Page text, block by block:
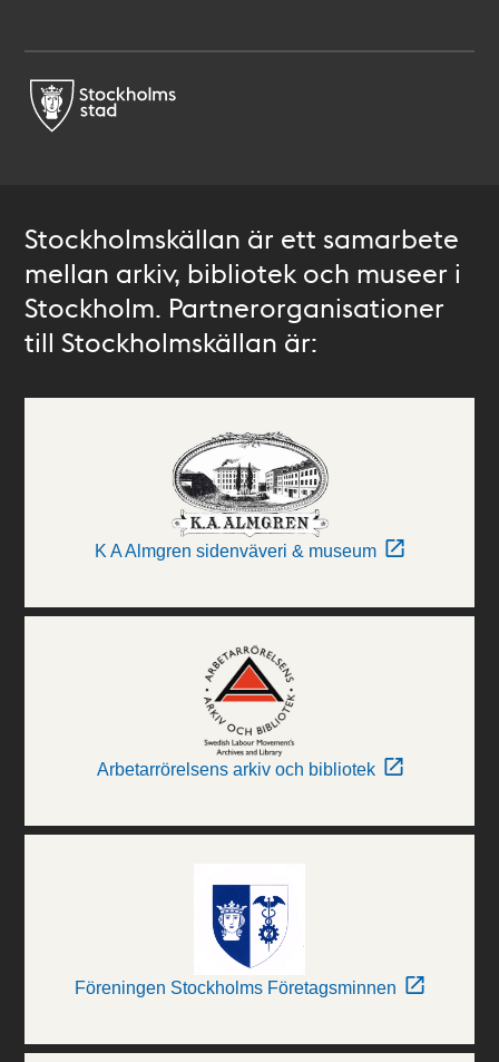
Stockholmskällan är ett samarbete
mellan arkiv, bibliotek och museer i
Stockholm. Partnerorganisationer
till Stockholmskällan är:
K A Almgren sidenväveri & museum
Arbetarrörelsens arkiv och bibliotek
Föreningen Stockholms Företagsminnen